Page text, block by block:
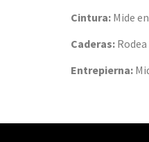
Cintura: Mide
Caderas:
Entrepierna: